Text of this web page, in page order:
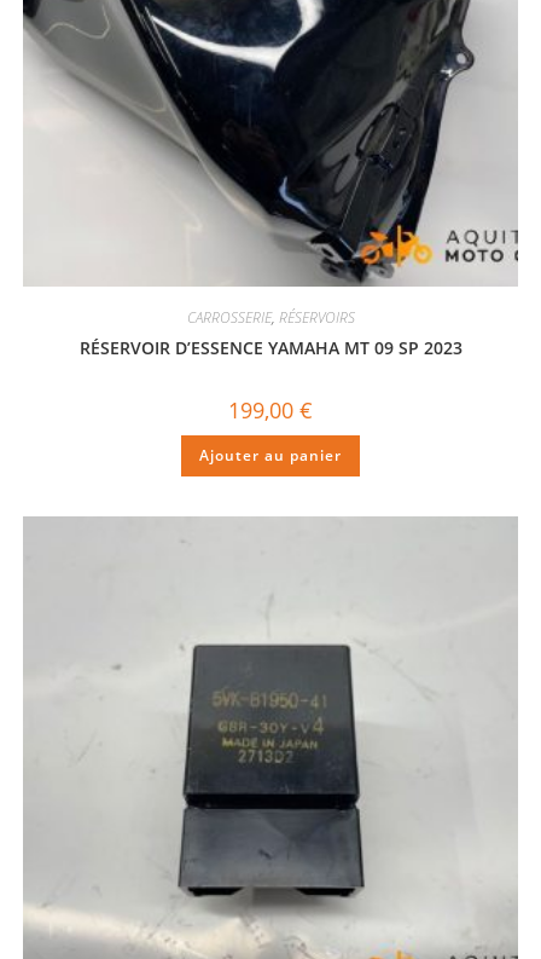
CARROSSERIE, RÉSERVOIRS
RÉSERVOIR D’ESSENCE YAMAHA MT 09 SP 2023
199,00 €
Ajouter au panier